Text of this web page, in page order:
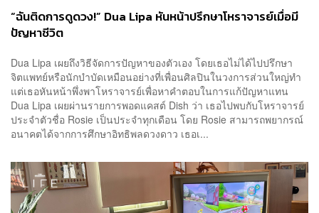
“ฉันติดการดูดวง!” Dua Lipa หันหน้าปรึกษาโหราจารย์เมื่อมี
ปัญหาชีวิต
Dua Lipa เผยถึงวิธีจัดการปัญหาของตัวเอง โดยเธอไม่ได้ไปปรึกษา
จิตแพทย์หรือนักบำบัดเหมือนอย่างที่เพื่อนศิลปินในวงการส่วนใหญ่ทำ
แต่เธอหันหน้าพึ่งพาโหราจารย์เพื่อหาคำตอบในการแก้ปัญหาแทน
Dua Lipa เผยผ่านรายการพอดแคสต์ Dish ว่า เธอไปพบกับโหราจารย์
ประจำตัวชื่อ Rosie เป็นประจำทุกเดือน โดย Rosie สามารถพยากรณ์
อนาคตได้จากการศึกษาอิทธิพลดวงดาว เธอเ...